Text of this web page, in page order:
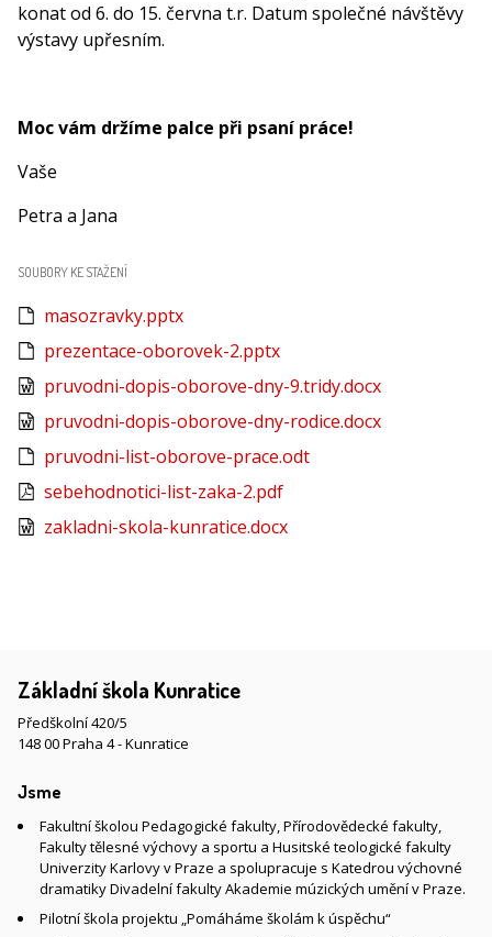
konat od 6. do 15. června t.r. Datum společné návštěvy
výstavy upřesním.
Moc vám držíme palce při psaní práce!
Vaše
Petra a Jana
SOUBORY KE STAŽENÍ
masozravky.pptx
prezentace-oborovek-2.pptx
pruvodni-dopis-oborove-dny-9.tridy.docx
pruvodni-dopis-oborove-dny-rodice.docx
pruvodni-list-oborove-prace.odt
sebehodnotici-list-zaka-2.pdf
zakladni-skola-kunratice.docx
Základní škola Kunratice
Předškolní 420/5
148 00 Praha 4 - Kunratice
Jsme
Fakultní školou Pedagogické fakulty, Přírodovědecké fakulty,
Fakulty tělesné výchovy a sportu a Husitské teologické fakulty
Univerzity Karlovy v Praze a spolupracuje s Katedrou výchovné
dramatiky Divadelní fakulty Akademie múzických umění v Praze.
Pilotní škola projektu „Pomáháme školám k úspěchu“